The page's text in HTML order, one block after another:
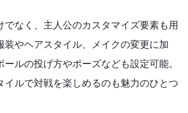
でなく、主人公のカスタマイズ要素も用
装やヘアスタイル、メイクの変更に加
ールの投げ方やポーズなども設定可能。
イルで対戦を楽しめるのも魅力のひとつ